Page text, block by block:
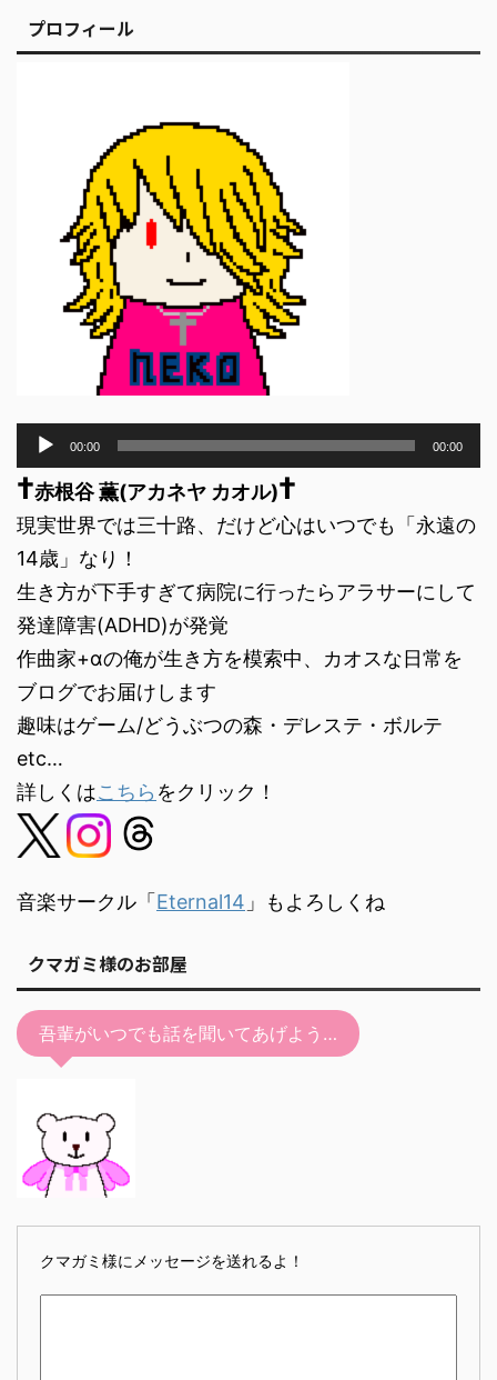
プロフィール
プ
ー
ヤ
ー
00:00 00:00
†赤根谷 薫(アカネヤ カオル)†
現実世界では三十路、だけど心はいつでも「永遠の
14歳」なり！
生き方が下手すぎて病院に行ったらアラサーにして
発達障害(ADHD)が発覚
作曲家+αの俺が生き方を模索中、カオスな日常を
ブログでお届けします
趣味はゲーム/どうぶつの森・デレステ・ボルテ
etc…
詳しくはこちら をクリック！
音楽サークル「Eternal14 」もよろしくね
クマガミ様のお部屋
吾輩がいつでも話を聞いてあげよう…
クマガミ様にメッセージを送れるよ！